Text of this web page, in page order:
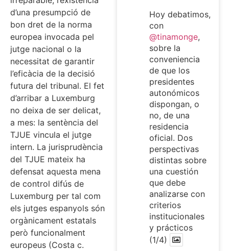
d’una presumpció de
bon dret de la norma
europea invocada pel
jutge nacional o la
necessitat de garantir
l’eficàcia de la decisió
futura del tribunal. El fet
d’arribar a Luxemburg
no deixa de ser delicat,
a mes: la sentència del
TJUE vincula el jutge
intern. La jurisprudència
del TJUE mateix ha
defensat aquesta mena
de control difús de
Luxemburg per tal com
els jutges espanyols són
orgànicament estatals
però funcionalment
europeus (Costa c.
Hoy debatimos,
con
@tinamonge,
sobre la
conveniencia
de que los
presidentes
autonómicos
dispongan, o
no, de una
residencia
oficial. Dos
perspectivas
distintas sobre
una cuestión
que debe
analizarse con
criterios
institucionales
y prácticos
(1/4)